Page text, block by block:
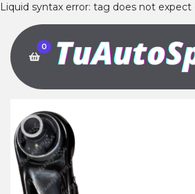
Liquid syntax error: tag does not expect
0